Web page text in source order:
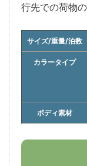
行先での荷物
サイズ/重量/泊数
カラータイプ
ボディ素材